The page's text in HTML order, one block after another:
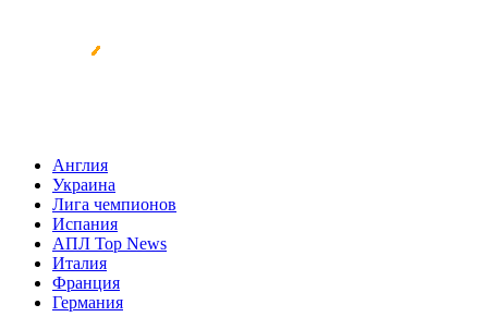
Англия
Украина
Лига чемпионов
Испания
АПЛ Top News
Италия
Франция
Германия